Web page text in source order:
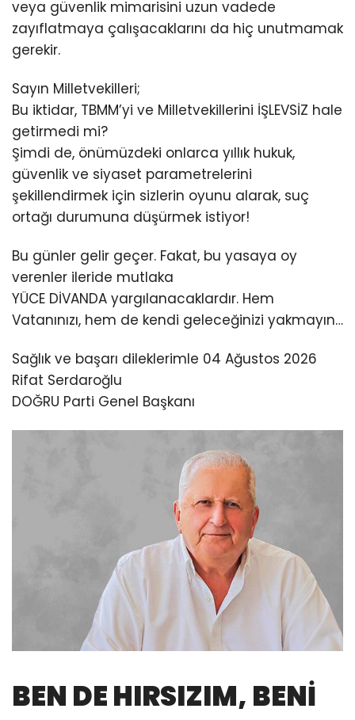
veya güvenlik mimarisini uzun vadede
zayıflatmaya çalışacaklarını da hiç unutmamak
gerekir.
Sayın Milletvekilleri;
Bu iktidar, TBMM’yi ve Milletvekillerini İŞLEVSİZ hale
getirmedi mi?
Şimdi de, önümüzdeki onlarca yıllık hukuk,
güvenlik ve siyaset parametrelerini
şekillendirmek için sizlerin oyunu alarak, suç
ortağı durumuna düşürmek istiyor!
Bu günler gelir geçer. Fakat, bu yasaya oy
verenler ileride mutlaka
YÜCE DİVANDA yargılanacaklardır. Hem
Vatanınızı, hem de kendi geleceğinizi yakmayın…
Sağlık ve başarı dileklerimle 04 Ağustos 2026
Rifat Serdaroğlu
DOĞRU Parti Genel Başkanı
BEN DE HIRSIZIM, BENİ